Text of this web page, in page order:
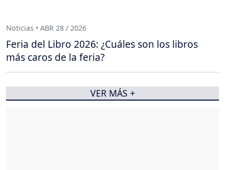
Noticias • ABR 28 / 2026
Feria del Libro 2026: ¿Cuáles son los libros
más caros de la feria?
VER MÁS +